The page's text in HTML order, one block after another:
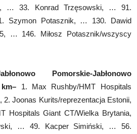
… 33. Konrad Trzęsowski, … 91.
Szymon Potasznik, … 130. Dawid
… 146. Miłosz Potasznik/wszyscy
Pomorskie-Jabłonowo
– 1. Max Rushby/HMT Hospitals
2. Joonas Kurits/reprezentacja Estonii,
Hospitals Giant CT/Wielka Brytania,
… 49. Kacper Simiński, … 56.